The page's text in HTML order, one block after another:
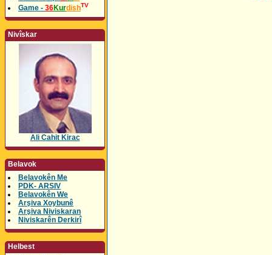
Game - 36KurdishTV
Nivîskar
Ali Cahit Kirac
Belavok
Belavokên Me
PDK- ARSIV
Belavokên We
Arşiva Xoybunê
Arşiva Niviskaran
Niviskarên Derkirî
Helbest